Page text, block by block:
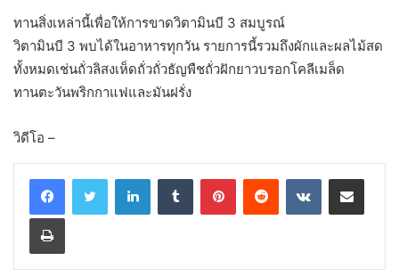
ทานสิ่งเหล่านี้เพื่อให้การขาดวิตามินบี 3 สมบูรณ์
วิตามินบี 3 พบได้ในอาหารทุกวัน รายการนี้รวมถึงผักและผลไม้สด
ทั้งหมดเช่นถั่วลิสงเห็ดถั่วถั่วธัญพืชถั่วฝักยาวบรอกโคลีเมล็ด
ทานตะวันพริกกาแฟและมันฝรั่ง
วิดีโอ –
LinkedInTumblr PinterestReddit VKontakteShare via Email
Print